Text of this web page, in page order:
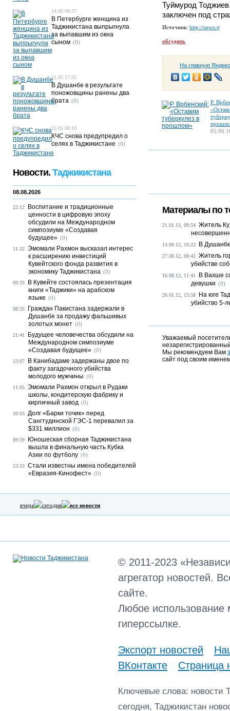
Туймурод
заключен под
Источник: http://news.tj
обсудить
На главную
Р.
05.06
Материалы по
21.01.13, 09:54 Житель
13.09.12, 10:22 В
27.08.12, 08:42 Житель
убийстве
16.08.12, 11:41
В Вахше
девушки (0)
26.01.12, 13:58
На юге
убийство 5-
Уважаемый
Мы рекомендуем Вам
сайт под своим
14.06 08:37
В Петербурге женщина из
Таджикистана выпрыгнула
за выпавшим из окна
сыном (0)
21.05 17:55
В Душанбе в результате
поножовщины ранены два
брата (0)
15.05 08:10
КЧС снова предупредил о
селях в Таджикистане (0)
Новости. Таджикистана
08.08.2026
22:12
Воспитание и традиционные
ценности в цифровую эпоху
обсудили на Международном
симпозиуме «Создавая
будущее» (0)
11:32 Эмомали Рахмон высказал интерес
к расширению инвестиций
Кувейтского фонда развития в
экономику Таджикистана (0)
09:33
В Кувейте состоялась презентация
книги «Таджики» на арабском
языке (0)
08:35
Граждан Пакистана задержали в
Душанбе за продажу фальшивых
золотых монет (0)
21:41
Будущее человечества обсудили на
Международном симпозиуме
«Создавая будущее» (0)
13:07
В Канибадаме задержаны двое по
факту загадочного убийства
молодого мужчины (0)
11:05 Эмомали Рахмон открыл в Рудаки
школы, кондитерскую фабрику и
кирпичный завод (0)
10:03 Долг «Барки точик» перед
Сангтудинской ГЭС-1 перевалил за
$331 миллион (0)
09:59
Юношеская сборная Таджикистана
вышла в финальную часть Кубка
Азии по футболу (0)
13:33 Стали известны имена победителей
«Евразия-Кинофест» (0)
вчера сегодня все новости
© 2011-2023
агрегатор новостей.
сайте.
Любое использование
гиперссылке.
Экспорт новостей
ВКонтакте
Страница
Ключевые слова: новости
сегодня, Таджикистан